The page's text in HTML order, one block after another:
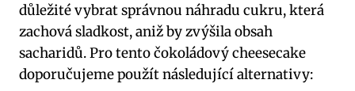
důležité vybrat⁤ správnou náhradu cukru, která
zachová sladkost, aniž by zvýšila obsah
sacharidů. Pro ⁢tento čokoládový ⁢cheesecake
doporučujeme použít následující alternativy: